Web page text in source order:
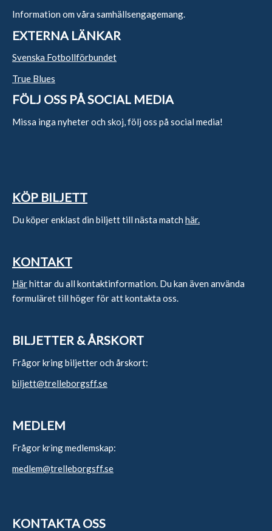
Information om våra samhällsengagemang.
EXTERNA LÄNKAR
Svenska Fotbollförbundet
True Blues
FÖLJ OSS PÅ SOCIAL MEDIA
Missa inga nyheter och skoj, följ oss på social media!
KÖP BILJETT
Du köper enklast din biljett till nästa match här.
KONTAKT
Härhittar du all kontaktinformation. Du kan även använda
formuläret till höger för att kontakta oss.
BILJETTER & ÅRSKORT
Frågor kring biljetter och årskort:
biljett@trelleborgsff.se
MEDLEM
Frågor kring medlemskap:
medlem@trelleborgsff.se
KONTAKTA OSS